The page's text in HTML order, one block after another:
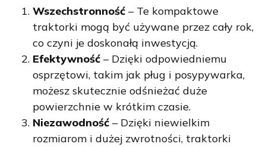
Wszechstronność – Te kompaktowe
traktorki mogą być używane przez cały rok,
co czyni je doskonałą inwestycją.
Efektywność – Dzięki odpowiedniemu
osprzętowi, takim jak pług i posypywarka,
możesz skutecznie odśnieżać duże
powierzchnie w krótkim czasie.
Niezawodność – Dzięki niewielkim
rozmiarom i dużej zwrotności, traktorki